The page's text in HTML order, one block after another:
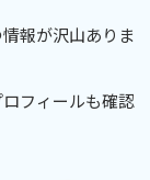
報が沢山ありま
フィールも確認